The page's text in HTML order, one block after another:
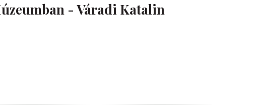
- Váradi Katalin